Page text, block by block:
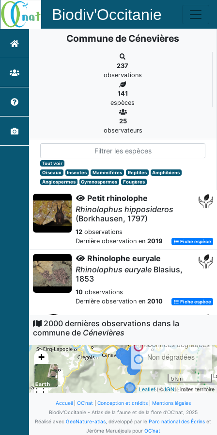
Biodiv'Occitanie
Commune de Cénevières
237
observations
141
espèces
25
observateurs
Tout voir
Oiseaux
Insectes Mammifères Reptiles
Amphibiens
Angiospermes
Gymnospermes Fougères
Petit rhinolophe
Rhinolophus hipposideros
(Borkhausen, 1797)
12 observations
Dernière observation en 2019 Fiche espèce
Rhinolophe euryale
Rhinolophus euryale Blasius,
1853
10 observations
Dernière observation en 2010 Fiche espèce
Grand rhinolophe
Rhinolophus ferrumequinum
(Schreber, 1774)
7observations
Dernière observation en 2010 Fiche espèce
Vipère aspic (La)
Vipera aspis(Linnaeus, 1758)
5observations
Dernière observation en2018 Fiche espèce
Decticelle grisâtre
2000 dernières observations dans la
commune de Cénevières
+
Données dégradées
Non dégradées
5 km
Leaflet| ©IGN, Limites territoire
Accueil| OC'nat| Conception et crédits| Mentions légales
Biodiv'Occitanie - Atlas de la faune et de la flore d'OC'nat, 2025
Réalisé avec GeoNature-atlas , développé par le Parc national des Écrins et
Jérôme Maruéjouls pour OC'nat